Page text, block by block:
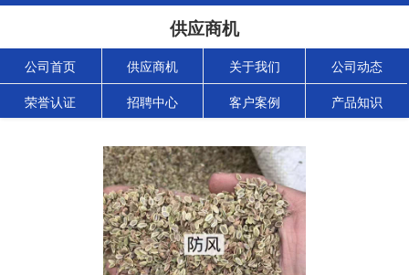
供应商机
公司首页 供应商机 关于我们 公司动态
荣誉认证 招聘中心 客户案例 产品知识